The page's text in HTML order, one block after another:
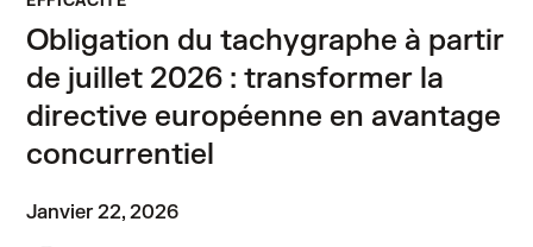
Obligation du tachygraphe à partir
de juillet 2026 : transformer la
directive européenne en avantage
concurrentiel
Janvier 22, 2026